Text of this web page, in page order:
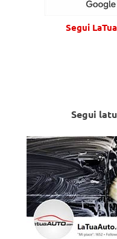
Segui
Segui